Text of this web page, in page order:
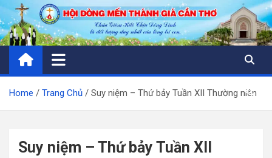
Skip
to
content
Home Trang Chủ Suy niệm – Thứ bảy Tuần XII Thường niên
Suy niệm – Thứ bảy Tuần XII